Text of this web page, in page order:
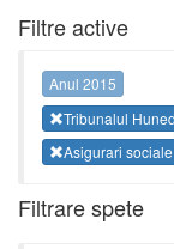
Filtre active
Anul 2015
Tribunalul
Asigurari sociale
Filtrare spete